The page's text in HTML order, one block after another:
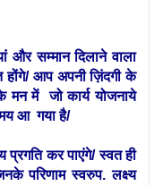
सम्मान दिलाने वाला
होंगे/ आप अपनी ज़िंदगी के
मन में जो कार्य योजनाये
आ गया है/
कर पाएंगे/ स्वत ही
परिणाम स्वरुप. लक्ष्य